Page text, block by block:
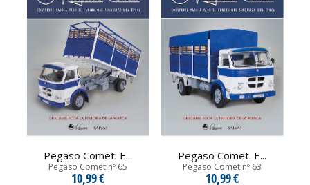
Pegaso Comet. E...
Pegaso Comet nº 65
10,99 €
Pegaso Comet. E...
Pegaso Comet nº 63
10,99 €